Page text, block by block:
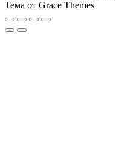
Тема от Grace Themes